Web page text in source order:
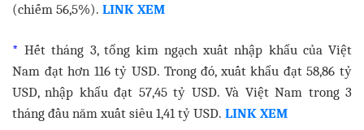
(chiếm 56,5%). LINK XEM
*Hết tháng 3, tổng kim ngạch xuất nhập khẩu của Việt
Nam đạt hơn 116 tỷ USD. Trong đó, xuất khẩu đạt 58,86 tỷ
USD, nhập khẩu đạt 57,45 tỷ USD. Và Việt Nam trong 3
tháng đầu năm xuất siêu 1,41 tỷ USD. LINK XEM